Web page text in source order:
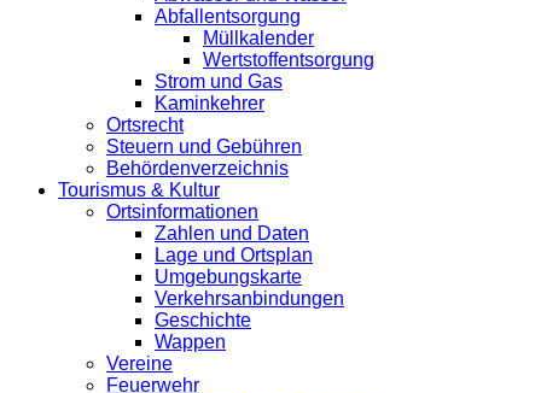
Abfallentsorgung
Müllkalender
Wertstoffentsorgung
Strom und Gas
Kaminkehrer
Ortsrecht
Steuern und Gebühren
Behördenverzeichnis
Tourismus & Kultur
Ortsinformationen
Zahlen und Daten
Lage und Ortsplan
Umgebungskarte
Verkehrsanbindungen
Geschichte
Wappen
Vereine
Feuerwehr